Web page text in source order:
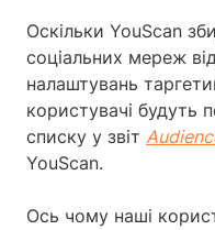
Оскільки YouScan
соціальних мереж
налаштувань
користувачі будуть
списку у звіт
YouScan.
Ось чому наші